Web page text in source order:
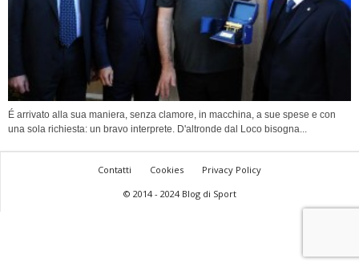
É arrivato alla sua maniera, senza clamore, in macchina, a sue spese e con
una sola richiesta: un bravo interprete. D'altronde dal Loco bisogna...
Contatti Cookies
Privacy Policy
© 2014 - 2024 Blog di Sport